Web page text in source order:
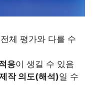
체 평가와 다를 수
응이 생길 수 있음
작 의도(해석)일 수